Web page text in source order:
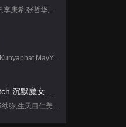
主演：黄轩,李庚希,张哲华,白宇帆,尹昉,姜珮瑶
主演：FayKunyaphat,MayYada
主演：会泽纱弥,生天目仁美,诹访部顺一,坂田将吾,中岛良